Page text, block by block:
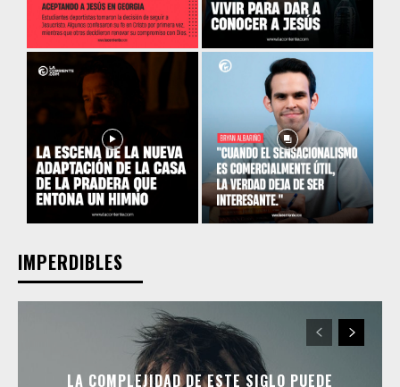
IMPERDIBLES
LA COMPLEJIDAD DE ESTE SIGLO PUEDE